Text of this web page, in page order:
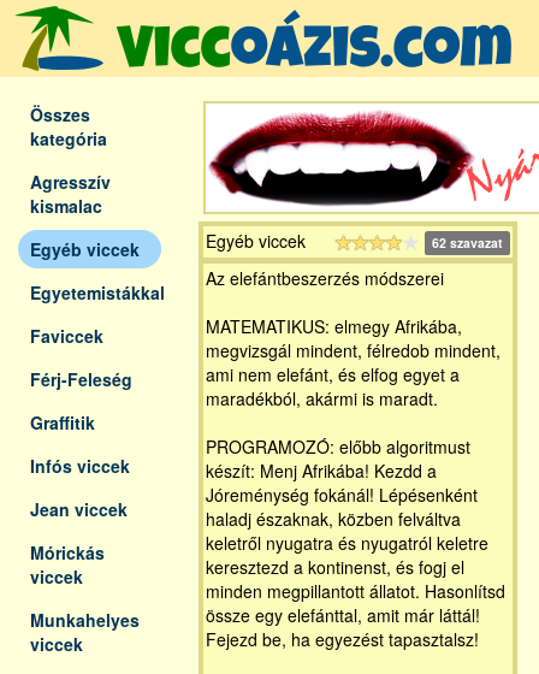
Összes
kategória
Agresszív
kismalac
Egyéb viccek
Egyetemistákkal
Faviccek
Férj-Feleség
Graffitik
Infós viccek
Jean viccek
Mórickás
viccek
Munkahelyes
viccek
Egyéb viccek 62 szavazat
Az elefántbeszerzés módszerei
MATEMATIKUS: elmegy Afrikába,
megvizsgál mindent, félredob mindent,
ami nem elefánt, és elfog egyet a
maradékból, akármi is maradt.
PROGRAMOZÓ: előbb algoritmust
készít: Menj Afrikába! Kezdd a
Jóreménység fokánál! Lépésenként
haladj északnak, közben felváltva
keletről nyugatra és nyugatról keletre
keresztezd a kontinenst, és fogj el
minden megpillantott állatot. Hasonlítsd
össze egy elefánttal, amit már láttál!
Fejezd be, ha egyezést tapasztalsz!